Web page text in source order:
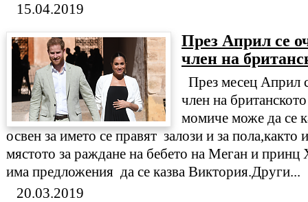
15.04.2019
През Април се
член на
През месец Април
член на
момиче може да се
освен за името се правят залози и за пола,както
мястото за раждане на бебето на Меган и
има предложения да се казва Виктория.Други...
20.03.2019